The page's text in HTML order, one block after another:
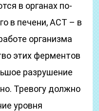
в органах по-
в печени, АСТ – в
организма
этих ферментов
разрушение
Тревогу должно
уровня